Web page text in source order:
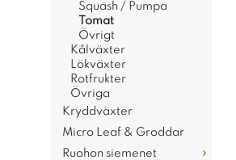
Squash / Pumpa
Tomat
Övrigt
Kålväxter
Lökväxter
Rotfrukter
Övriga
Kryddväxter
Micro Leaf & Groddar
Ruohon siemenet